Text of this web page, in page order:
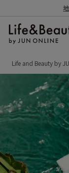
Life and Beauty by